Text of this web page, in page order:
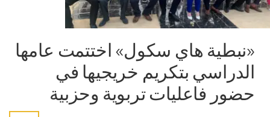
«نبطية هاي سكول» اختتمت عامها
الدراسي بتكريم خريجيها في
حضور فاعليات تربوية وحزبية